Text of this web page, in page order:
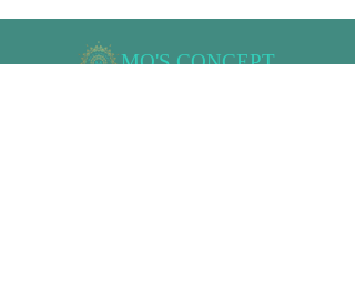
MO'S CONCEPT